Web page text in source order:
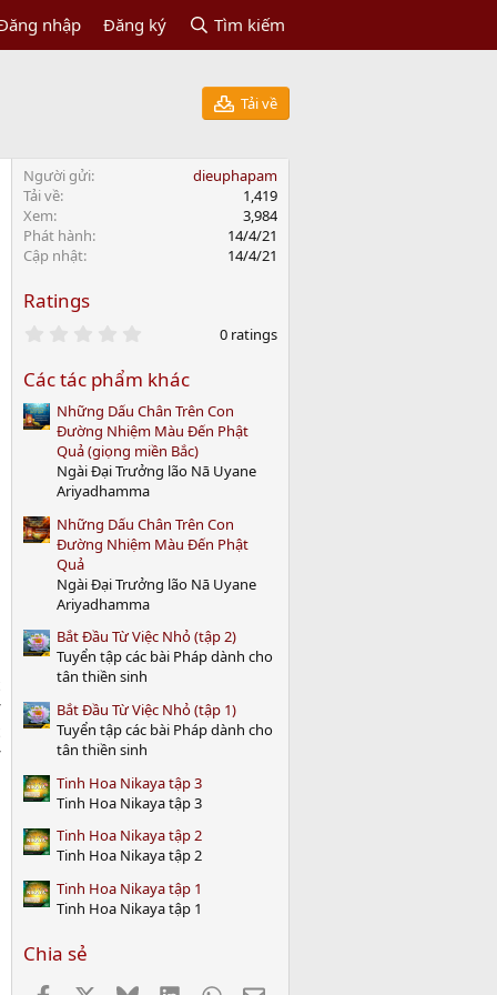
nhập Đăng ký Tìm kiếm
Tải về
Người gửi
dieuphapam
Tải về
1,419
Xem
3,984
Phát hành
14/4/21
Cập nhật
14/4/21
Ratings
0
t
a
r
(
s
)
0 ratings
Các tác phẩm khác
Những Dấu Chân Trên Con
Đường Nhiệm Màu Đến Phật
Quả (giọng miền Bắc)
Ngài Đại Trưởng lão Nā Uyane
Ariyadhamma
Những Dấu Chân Trên Con
Đường Nhiệm Màu Đến Phật
Quả
Ngài Đại Trưởng lão Nā Uyane
Ariyadhamma
Bắt Đầu Từ Việc Nhỏ (tập 2)
Tuyển tập các bài Pháp dành cho
tân thiền sinh
Bắt Đầu Từ Việc Nhỏ (tập 1)
Tuyển tập các bài Pháp dành cho
tân thiền sinh
Tinh Hoa Nikaya tập 3
Tinh Hoa Nikaya tập 3
Tinh Hoa Nikaya tập 2
Tinh Hoa Nikaya tập 2
Tinh Hoa Nikaya tập 1
Tinh Hoa Nikaya tập 1
Chia sẻ